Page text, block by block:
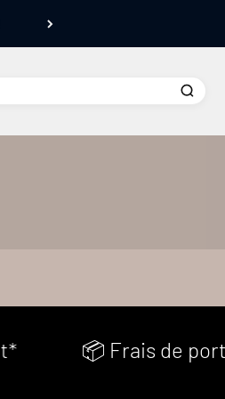
📦 Frais de port